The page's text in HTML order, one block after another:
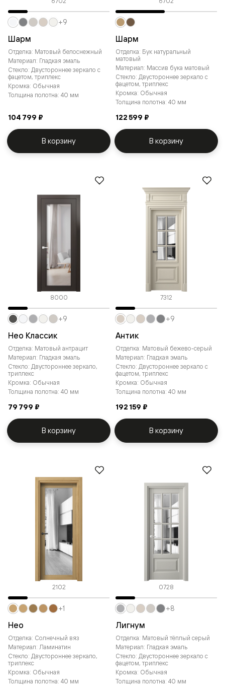
Шарм
Отделка: Матовый белоснежный
Материал: Гладкая эмаль
Стекло: Двустороннее зеркало с
фацетом, триплекс
Кромка: Обычная
Толщина полотна: 40 мм
104 799 ₽
+9
В корзину
Шарм
Отделка: Бук натуральный
матовый
Материал: Массив бука матовый
Стекло: Двустороннее зеркало с
фацетом, триплекс
Кромка: Обычная
Толщина полотна: 40 мм
122 599 ₽
В корзину
8000
Нео Классик
Отделка: Матовый антрацит
Материал: Гладкая эмаль
Стекло: Двустороннее зеркало,
триплекс
Кромка: Обычная
Толщина полотна: 40 мм
79 799 ₽
+9
В корзину
7312
Антик
Отделка: Матовый бежево-серый
Материал: Гладкая эмаль
Стекло: Двустороннее зеркало с
фацетом, триплекс
Кромка: Обычная
Толщина полотна: 40 мм
192 159 ₽
+9
В корзину
2102
Нео
Отделка: Солнечный вяз
Материал: Ламинатин
Стекло: Двустороннее зеркало,
триплекс
Кромка: Обычная
Толщина полотна: 40 мм
+1
0728
Лигнум
Отделка: Матовый тёплый серый
Материал: Гладкая эмаль
Стекло: Двустороннее зеркало с
фацетом, триплекс
Кромка: Обычная
Толщина полотна: 40 мм
+8